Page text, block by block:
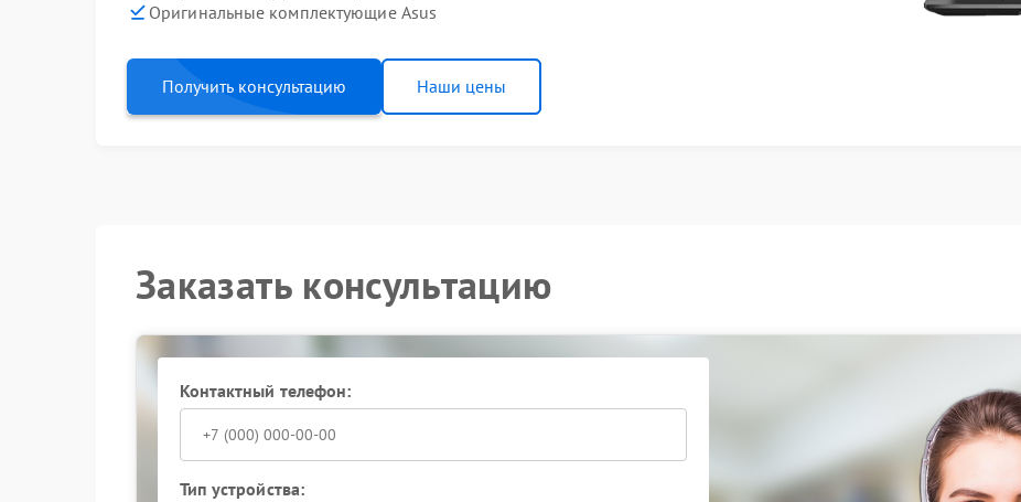
Оригинальные комплектующие Asus
Получить консультацию Наши цены
Заказать консультацию
Контактный телефон:
Тип устройства: